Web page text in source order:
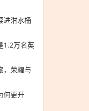
进泔水桶
1.2万名英
，荣耀与
何更开